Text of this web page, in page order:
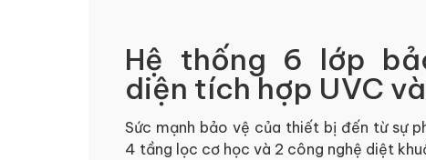
Hệ thống 6 lớp
diện tích hợp UVC
Sức mạnh bảo vệ của thiết bị đến từ sự
4 tầng lọc cơ học và 2 công nghệ diệt